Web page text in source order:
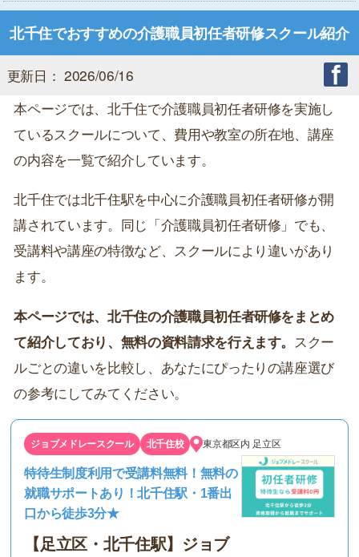
北千住でおすすめの介護職員初任者研修スクール紹介
更新日： 2026/06/16
本ページでは、北千住で介護職員初任者研修を実施し
ているスクールについて、費用や教室の所在地、講座
の内容を一覧で紹介しています。
北千住では北千住駅を中心に介護職員初任者研修が開
講されています。同じ「介護職員初任者研修」でも、
受講料や講座の特徴など、スクールにより違いがあり
ます。
本ページでは、北千住の介護職員初任者研修をまとめ
て紹介しており、無料の資料請求を行えます。 スクー
ルごとの違いを比較し、あなたにぴったりの講座選び
の参考にしてみてください。
ジョブメドレースクール 北千住校 東京都区内 足立区
特待生制度利用で受講料無料！無料の
就職サポートあり！北千住駅・1番出
口から徒歩3分★
【足立区・北千住駅】ジョブ